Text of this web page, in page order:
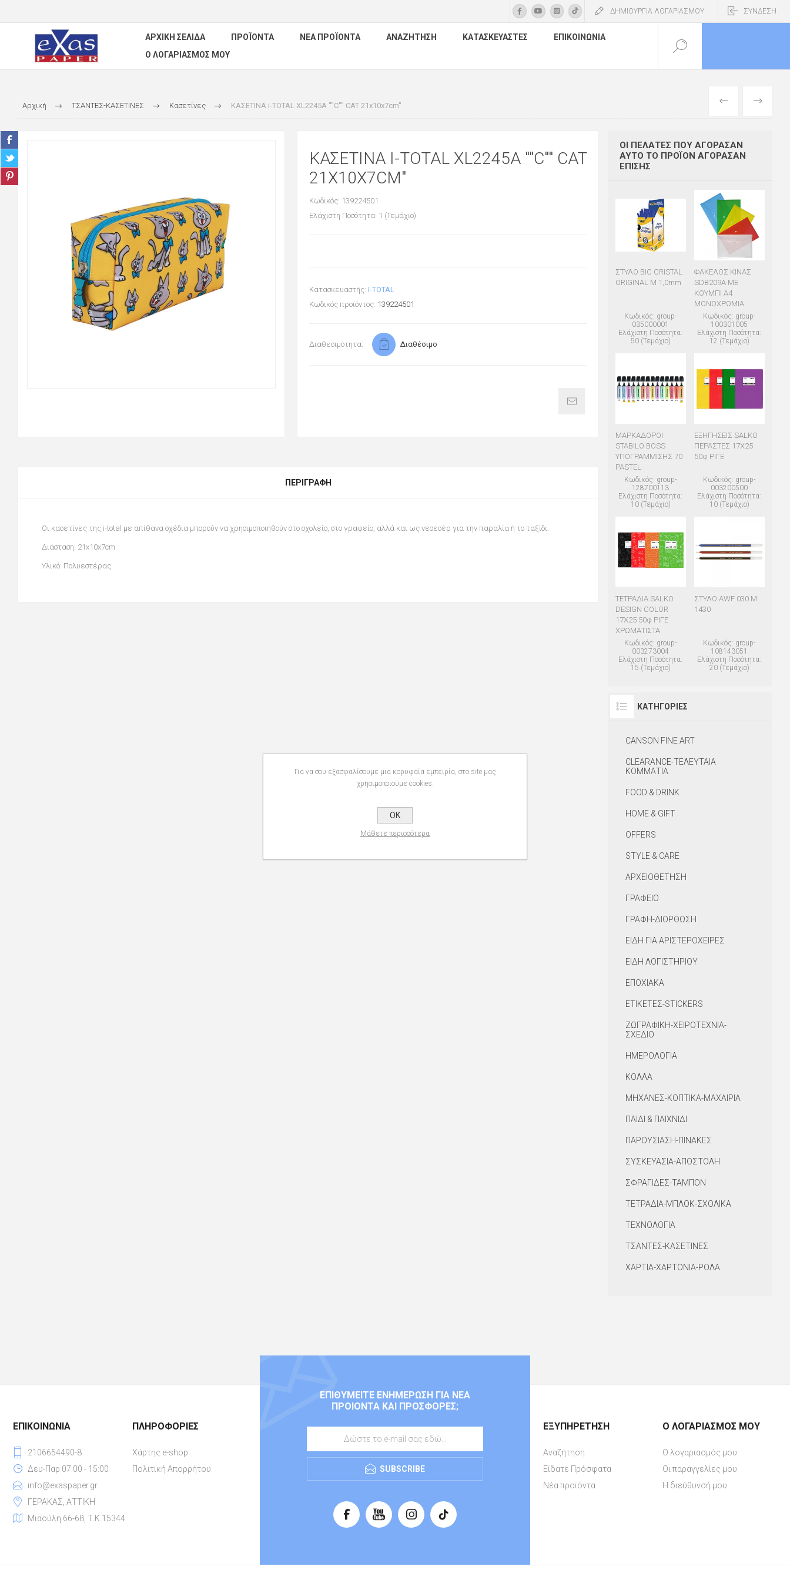
ΔΗΜΙΟΥΡΓΙΑ ΛΟΓΑΡΙΑΣΜΟΥ ΣΥΝΔΕΣΗ
ΑΡΧΙΚΉ ΣΕΛΊΔΑ ΠΡΟΪΌΝΤΑ ΝΈΑ ΠΡΟΪΌΝΤΑ ΑΝΑΖΉΤΗΣΗ ΚΑΤΑΣΚΕΥΑΣΤΈΣ
ΕΠΙΚΟΙΝΩΝΊΑ
Ο ΛΟΓΑΡΙΑΣΜΌΣ ΜΟΥ
Αρχική ΤΣΑΝΤΕΣ-ΚΑΣΕΤΙΝΕΣ Κασετίνες ΚΑΣΕΤΙΝΑ i-TOTAL XL2245A ""C"" CAT 21x10x7cm" ΕΠΌΜΕΝΟ
ΚΑΣΕΤΙΝΑ I-TOTAL XL2245A ""C"" CAT
21X10X7CM"
Κωδικός: 139224501
Ελάχιστη Ποσότητα: 1 (Τεμάχιο)
Κατασκευαστής: I-TOTAL
Κωδικός προϊόντος: 139224501
Διαθεσιμότητα: Διαθέσιμο
ΠΕΡΙΓΡΑΦΉ
Οι κασετίνες της i-total με απίθανα σχέδια μπορούν να χρησιμοποιηθούν στο σχολείο, στο γραφείο, αλλά και ως νεσεσέρ για την παραλία ή το ταξίδι.
Διάσταση: 21x10x7cm
Υλικό: Πολυεστέρας
ΟΙ ΠΕΛΆΤΕΣ ΠΟΥ ΑΓΌΡΑΣΑΝ
ΑΥΤΌ ΤΟ ΠΡΟΪΌΝ ΑΓΌΡΑΣΑΝ
ΕΠΊΣΗΣ
ΣΤΥΛΟ BIC CRISTAL
ORIGINAL M 1,0mm
Κωδικός: group-
035000001
Ελάχιστη Ποσότητα:
50 (Τεμάχιο)
ΦΑΚΕΛΟΣ ΚΙΝΑΣ
SDB209A ΜΕ
ΚΟΥΜΠΙ Α4
ΜΟΝΟΧΡΩΜΙΑ
Κωδικός: group-
100301005
Ελάχιστη Ποσότητα:
12 (Τεμάχιο)
ΜΑΡΚΑΔΟΡΟΙ
STABILO BOSS
ΥΠΟΓΡΑΜΜΙΣΗΣ 70
PASTEL
Κωδικός: group-
128700113
Ελάχιστη Ποσότητα:
10 (Τεμάχιο)
ΕΞΗΓΗΣΕΙΣ SALKO
ΠΕΡΑΣΤΕΣ 17Χ25
50φ ΡΙΓΕ
Κωδικός: group-
003200500
Ελάχιστη Ποσότητα:
10 (Τεμάχιο)
ΤΕΤΡΑΔΙΑ SALKO
DESIGN COLOR
17Χ25 50φ ΡΙΓΕ
ΧΡΩΜΑΤΙΣΤΑ
Κωδικός: group-
003273004
Ελάχιστη Ποσότητα:
15 (Τεμάχιο)
ΣΤΥΛΟ AWF 030 M
1430
Κωδικός: group-
108143051
Ελάχιστη Ποσότητα:
20 (Τεμάχιο)
ΚΑΤΗΓΟΡΊΕΣ
CANSON FINE ART
CLEARANCE-ΤΕΛΕΥΤΑΙΑ
ΚΟΜΜΑΤΙΑ
FOOD & DRINK
HOME & GIFT
OFFERS
STYLE & CARE
ΑΡΧΕΙΟΘΕΤΗΣΗ
ΓΡΑΦΕΙΟ
ΓΡΑΦΗ-ΔΙΟΡΘΩΣΗ
ΕΙΔΗ ΓΙΑ ΑΡΙΣΤΕΡΟΧΕΙΡΕΣ
ΕΙΔΗ ΛΟΓΙΣΤΗΡΙΟΥ
ΕΠΟΧΙΑΚΑ
ΕΤΙΚΕΤΕΣ-STICKERS
ΖΩΓΡΑΦΙΚΗ-ΧΕΙΡΟΤΕΧΝΙΑ-
ΣΧΕΔΙΟ
ΗΜΕΡΟΛΟΓΙΑ
ΚΟΛΛΑ
ΜΗΧΑΝΕΣ-ΚΟΠΤΙΚΑ-ΜΑΧΑΙΡΙΑ
ΠΑΙΔΙ & ΠΑΙΧΝΙΔΙ
ΠΑΡΟΥΣΙΑΣΗ-ΠΙΝΑΚΕΣ
ΣΥΣΚΕΥΑΣΙΑ-ΑΠΟΣΤΟΛΗ
ΣΦΡΑΓΙΔΕΣ-ΤΑΜΠΟΝ
ΤΕΤΡΑΔΙΑ-ΜΠΛΟΚ-ΣΧΟΛΙΚΑ
ΤΕΧΝΟΛΟΓΙΑ
ΤΣΑΝΤΕΣ-ΚΑΣΕΤΙΝΕΣ
ΧΑΡΤΙΑ-ΧΑΡΤΟΝΙΑ-ΡΟΛΑ
ΕΠΙΘΥΜΕΊΤΕ ΕΝΗΜΈΡΩΣΗ ΓΙΑ ΝΈΑ
ΠΡΟΙΌΝΤΑ ΚΑΙ ΠΡΟΣΦΟΡΈΣ;
SUBSCRIBE
ΕΠΙΚΟΙΝΩΝΊΑ
2106654490-8
Δευ-Παρ 07:00 - 15:00
info@exaspaper.gr
ΓΕΡΑΚΑΣ, ΑΤΤΙΚΗ
Μιαούλη 66-68, Τ.Κ.15344
ΠΛΗΡΟΦΟΡΊΕΣ
Χάρτης e-shop
Πολιτική Απορρήτου
ΕΞΥΠΗΡΈΤΗΣΗ
Αναζήτηση
Είδατε Πρόσφατα
Νέα προϊόντα
Ο ΛΟΓΑΡΙΑΣΜΌΣ ΜΟΥ
Ο λογαριασμός μου
Οι παραγγελίες μου
Η διεύθυνσή μου
Για να σου εξασφαλίσουμε μια κορυφαία εμπειρία, στο site μας
χρησιμοποιούμε cookies.
OK
Μάθετε περισσότερα